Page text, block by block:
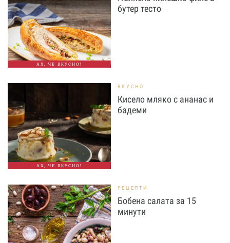
АХ, ЧЕ ВКУСНО!
бутер тесто
АХ, ЧЕ ВКУСНО!
ВКУСНО
Кисело мляко с ананас и
бадеми
РЕЦЕПТИ
Бобена салата за 15
минути